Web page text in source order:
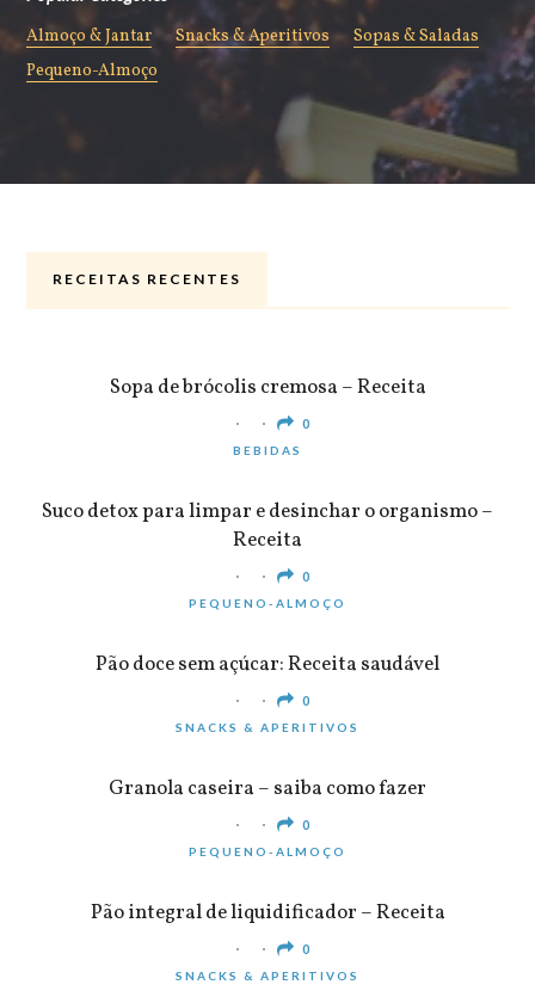
Almoço & Jantar Snacks & Aperitivos
Sopas & Saladas
Pequeno-Almoço
RECEITAS RECENTES
Sopa de brócolis cremosa – Receita
0
BEBIDAS
Suco detox para limpar e desinchar o organismo –
Receita
0
PEQUENO-ALMOÇO
Pão doce sem açúcar: Receita saudável
0
SNACKS & APERITIVOS
Granola caseira – saiba como fazer
0
PEQUENO-ALMOÇO
Pão integral de liquidificador – Receita
0
SNACKS & APERITIVOS